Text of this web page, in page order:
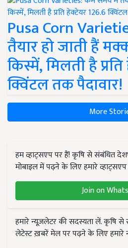
Pusa Corn
तैयार हो जाती हैं
किस्में, मिलती है
क्विंटल तक पैदावार!
More
हम व्हाट्सएप पर हैं! कृषि से संबंधित
मोबाइल में पढ़ने के लिए हमारे
Join on
हमारे न्यूज़लेटर की सदस्यता लें. कृषि
लेटेस्ट ख़बरें मेल पर पढ़ने के लिए हमारे